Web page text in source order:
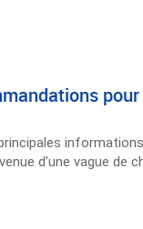
d’une vague de